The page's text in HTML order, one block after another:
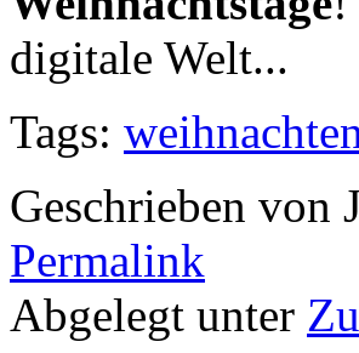
digitale Welt...
Tags:
Geschrieben von
Permalink
Abgelegt unter